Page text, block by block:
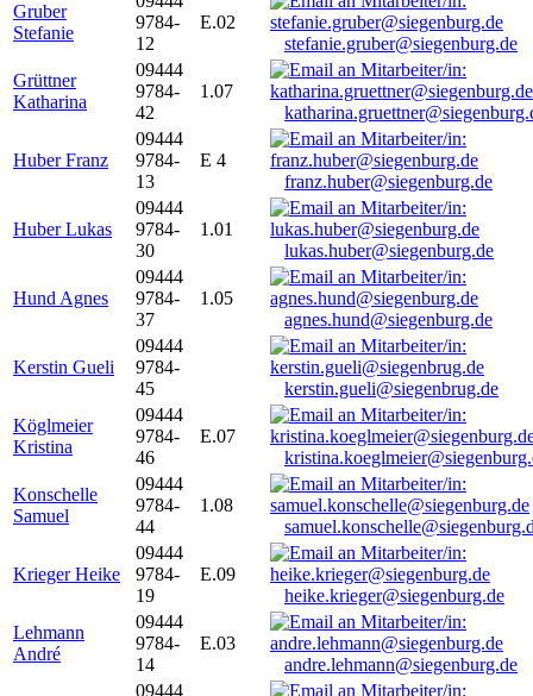
Gruber
Stefanie
9784-
12
E.02
stefanie.gruber@siegenburg.de
Grüttner
Katharina
09444
9784-
42
1.07
Huber Franz
09444
9784-
13
E 4
franz.huber@siegenburg.de
Huber Lukas
09444
9784-
30
1.01
lukas.huber@siegenburg.de
Hund Agnes
09444
9784-
37
1.05
agnes.hund@siegenburg.de
Kerstin Gueli
09444
9784-
45
kerstin.gueli@siegenbrug.de
Köglmeier
Kristina
09444
9784-
46
E.07
Konschelle
Samuel
09444
9784-
44
1.08
Krieger Heike
09444
9784-
19
E.09
heike.krieger@siegenburg.de
Lehmann
André
09444
9784-
14
E.03
andre.lehmann@siegenburg.de
09444